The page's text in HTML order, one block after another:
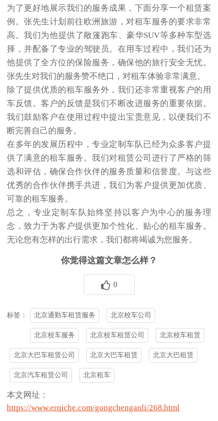
为了更好地展示我们的服务成果，下面分享一个租赁案
例。张先生计划前往欧洲旅游，对租车服务的要求非常
高。我们为他提供了敞篷跑车、豪华SUV等多种车型选
择，并配备了专业的驾驶员。在用车过程中，我们还为
他提供了全方位的保险服务，确保他的旅行安全无忧。
张先生对我们的服务赞不绝口，对租车体验非常满意。
除了提供优质的租车服务外，我们还非常重视客户的用
车反馈。客户的反馈是我们不断改进服务的重要依据。
我们鼓励客户在使用过程中提出宝贵意见，以便我们不
断完善自己的服务。
在多年的发展历程中，专业定制车队已经为众多客户提
供了满意的租车服务。我们对租赁公司进行了严格的筛
选和评估，确保合作伙伴的服务质量和信誉度。与这些
优秀的合作伙伴携手共进，我们为客户提供更加优质、
可靠的租车服务。
总之，专业定制车队始终坚持以客户为中心的服务理
念，致力于为客户提供更加个性化、贴心的租车服务。
无论您有怎样的出行需求，我们都将竭诚为您服务。
你觉得这篇文章怎么样？
0
标签： 北京通勤车租赁服务 北京校车公司
北京校车服务 北京校车租赁公司 北京校车租赁
北京大巴车租赁公司 北京大巴车租赁 北京大巴租赁
北京汽车租赁公司 北京租车
本文网址：
https://www.erqiche.com/gongchenganli/268.html